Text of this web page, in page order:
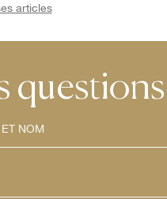
articles